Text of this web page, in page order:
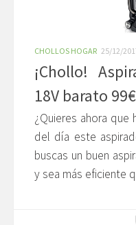
CHOLLOS HOGAR 25/12/
¡Chollo!
18V barato
¿Quieres ahora
del día este
buscas un buen
y sea más eficiente